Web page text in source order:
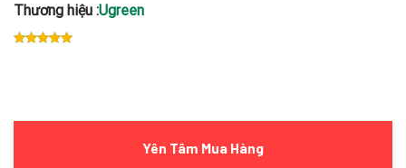
Thương hiệu :Ugreen
Yên Tâm Mua Hàng